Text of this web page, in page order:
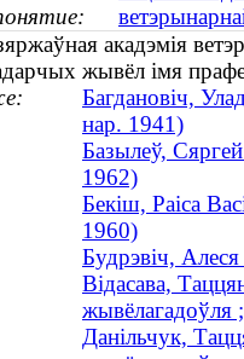
акадэмія
жывёл імя
Багдановіч,
нар. 1941)
Базылеў, Сяргей
1962)
Бекіш, Раіса
1960)
Будрэвіч,
Відасава,
жывёлагадоўля
Данільчук,